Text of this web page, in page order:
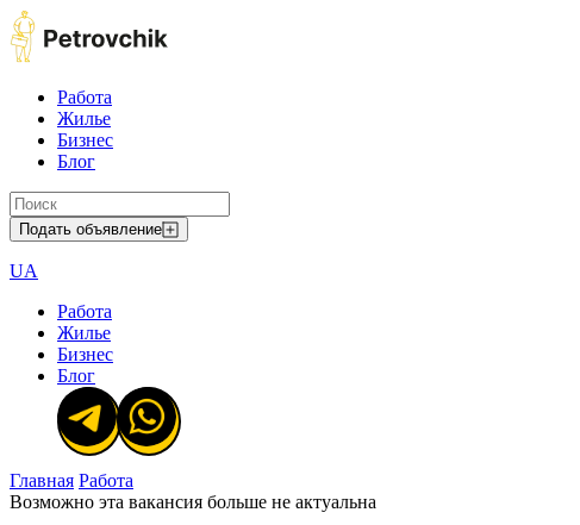
Работа
Жилье
Бизнес
Блог
Подать объявление
UA
Работа
Жилье
Бизнес
Блог
Главная Работа
Возможно эта вакансия больше не актуальна